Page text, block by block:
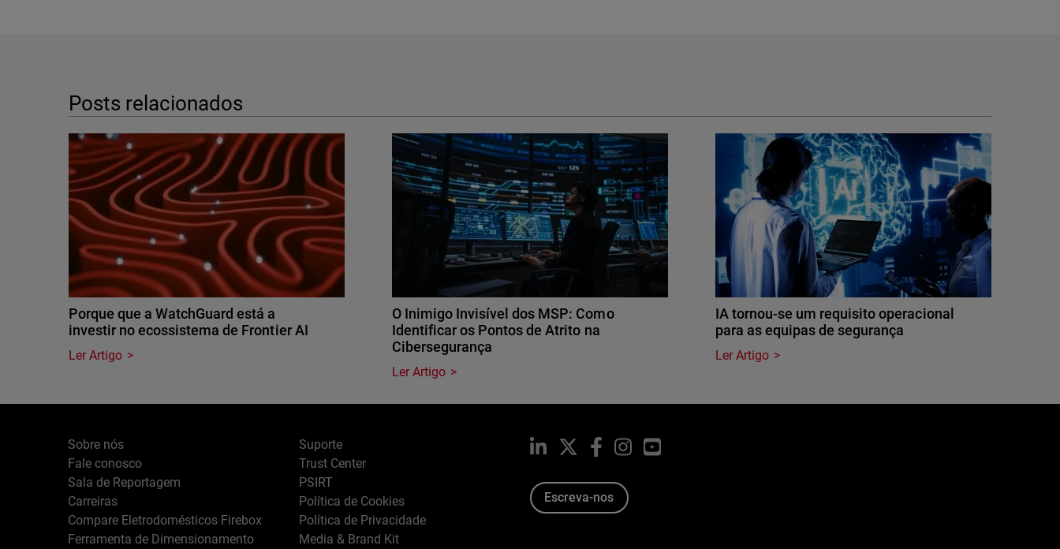
Posts relacionados
Porque que a WatchGuard está a
investir no ecossistema de Frontier AI
Ler Artigo
O Inimigo Invisível dos MSP: Como
Identificar os Pontos de Atrito na
Cibersegurança
Ler Artigo
IA tornou-se um requisito operacional
para as equipas de segurança
Ler Artigo
Sobre nós
Fale conosco
Sala de Reportagem
Carreiras
Compare Eletrodomésticos Firebox
Ferramenta de Dimensionamento
Suporte
Trust Center
PSIRT
Política de Cookies
Política de Privacidade
Media & Brand Kit
LinkedIn Facebook
InstagramYouTube
Escreva-nos